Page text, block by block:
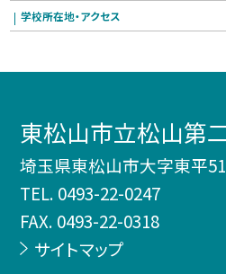
学校所在地・アクセス
東松山市立松山第
埼玉県東松山市大字東平
TEL. 0493-22-0247
FAX. 0493-22-0318
サイトマップ